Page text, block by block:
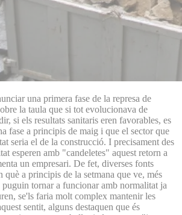
una primera fase de la represa de
la taula que si tot evolucionava de
si els resultats sanitaris eren favorables, es
fase a principis de maig i que el sector que
seria el de la construcció. I precisament des
esperen amb "candeletes" aquest retorn a
un empresari. De fet, diverses fonts
què a principis de la setmana que ve, més
tornar a funcionar amb normalitat ja
se'ls faria molt complex mantenir les
sentit, alguns destaquen que és